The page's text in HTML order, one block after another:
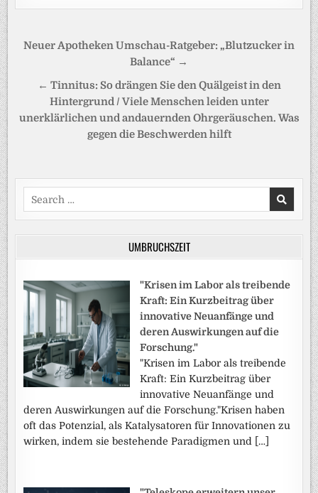
Beitragsnavigation
Neuer Apotheken Umschau-Ratgeber: „Blutzucker in
Balance“ →
← Tinnitus: So drängen Sie den Quälgeist in den
Hintergrund / Viele Menschen leiden unter
unerklärlichen und andauernden Ohrgeräuschen. Was
gegen die Beschwerden hilft
Search
for:
UMBRUCHSZEIT
"Krisen im Labor als treibende
Kraft: Ein Kurzbeitrag über
innovative Neuanfänge und
deren Auswirkungen auf die
Forschung."
"Krisen im Labor als treibende
Kraft: Ein Kurzbeitrag über
innovative Neuanfänge und
deren Auswirkungen auf die Forschung."Krisen haben
oft das Potenzial, als Katalysatoren für Innovationen zu
wirken, indem sie bestehende Paradigmen und […]